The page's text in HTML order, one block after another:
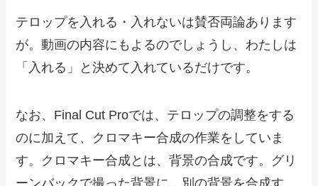
テロップを入れる・入れないは賛否両論あります
が。動画の内容にもよるのでしょうし、わたしは
「入れる」と決めて入れているだけです。
なお、Final Cut Proでは、テロップの調整をする
のに加えて、クロマキー合成の作業をしていま
す。クロマキー合成とは、背景の合成です。グリ